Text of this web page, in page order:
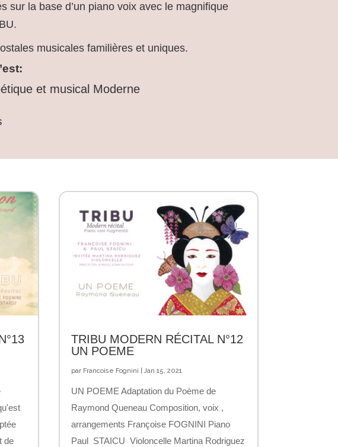
sur la base d’un piano voix avec le magnifique
musicales familières et uniques.
et musical Moderne
de
TRIBU MODERN RÉCITAL N°12
UN POEME
par Francoise Fognini |Jan 15, 2021
UN POEME Adaptation du Poème de
Raymond Queneau Composition, voix ,
arrangements Françoise FOGNINI Piano
Paul STAICU Violoncelle Martina Rodriguez